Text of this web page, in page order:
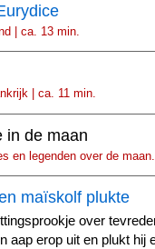
| ca. 13 min.
| ca. 11 min.
in de maan
en legenden over de maan.
maïskolf plukte
over
aap erop uit en plukt hij